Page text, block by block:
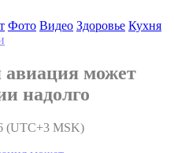
Фото Видео Здоровье Кухня
авиация может
надолго
(UTC+3 MSK)